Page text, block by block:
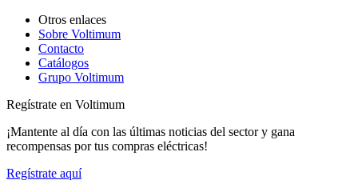
Otros enlaces
Sobre Voltimum
Contacto
Catálogos
Grupo Voltimum
Regístrate en Voltimum
¡Mantente al día con las últimas noticias del sector y gana
recompensas por tus compras eléctricas!
Regístrate aquí